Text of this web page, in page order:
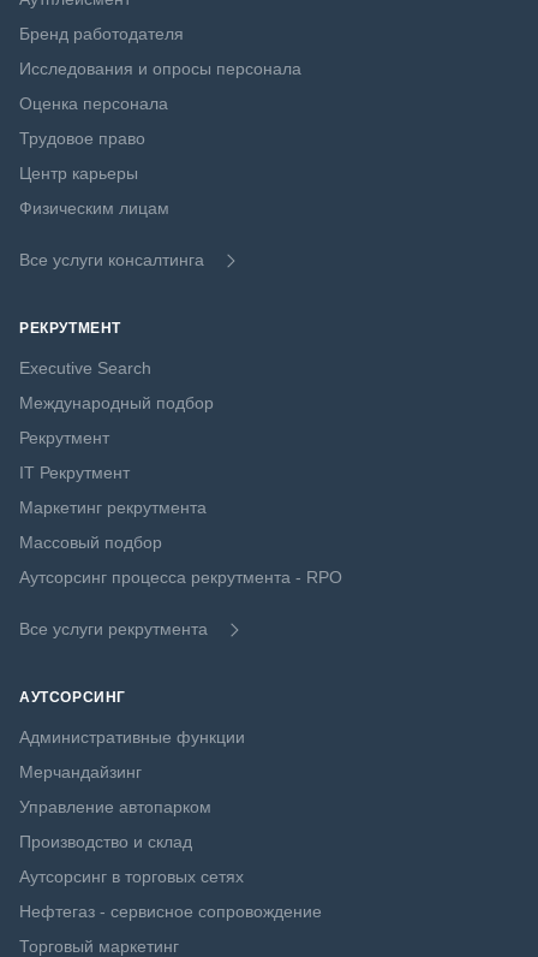
Бренд работодателя
Исследования и опросы персонала
Оценка персонала
Трудовое право
Центр карьеры
Физическим лицам
Все услуги консалтинга
РЕКРУТМЕНТ
Executive Search
Международный подбор
Рекрутмент
IT Рекрутмент
Маркетинг рекрутмента
Массовый подбор
Аутсорсинг процесса рекрутмента - RPO
Все услуги рекрутмента
АУТСОРСИНГ
Административные функции
Мерчандайзинг
Управление автопарком
Производство и склад
Аутсорсинг в торговых сетях
Нефтегаз - сервисное сопровождение
Торговый маркетинг